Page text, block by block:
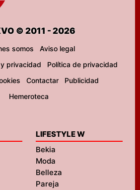
© 2011 - 2026
somos
Aviso legal
privacidad
Política de privacidad
Contactar
Publicidad
Hemeroteca
LIFESTYLE W
Bekia
Moda
Belleza
Pareja